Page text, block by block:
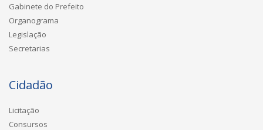
Gabinete do Prefeito
Organograma
Legislação
Secretarias
Cidadão
Licitação
Consursos